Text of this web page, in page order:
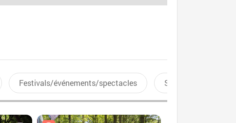
Festivals/événements/spectacles Sports aquatiques